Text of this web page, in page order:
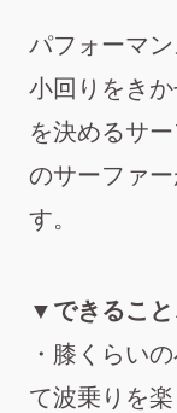
パフォーマ
小回りをき
を決めるサ
のサーファ
す。
▼できること
・膝くらい
て波乗りを